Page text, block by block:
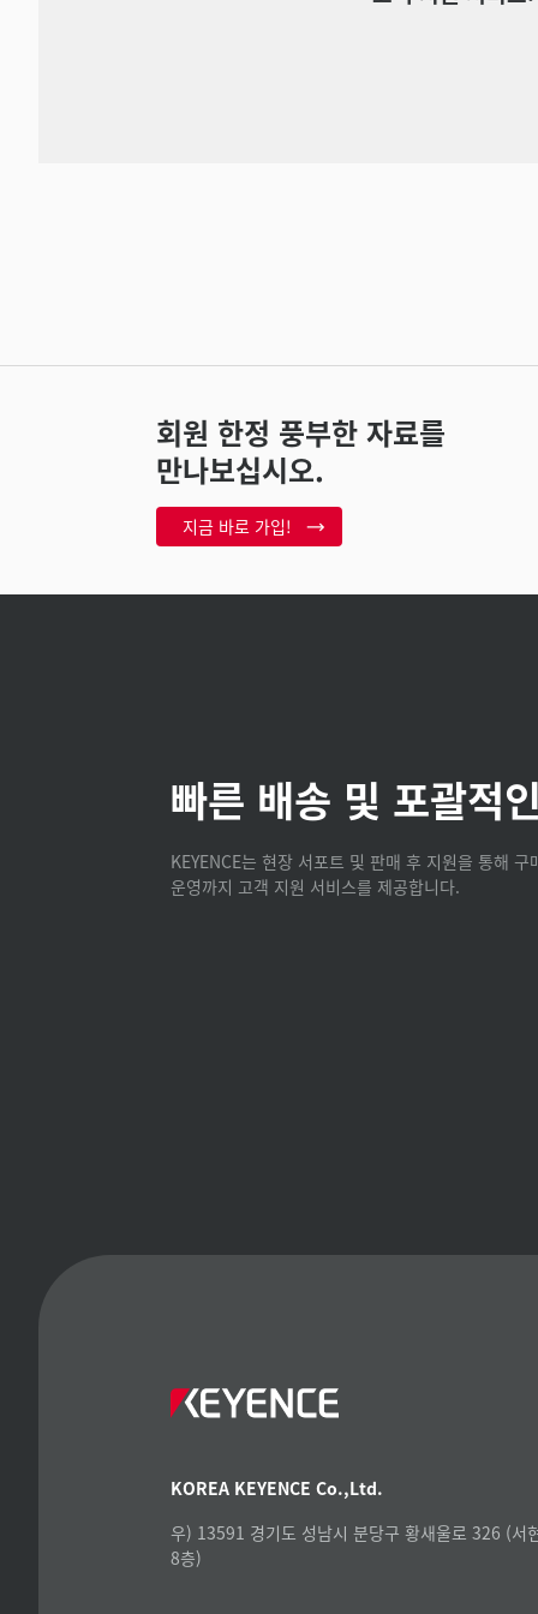
회원 한정 풍부한 자료를
만나보십시오.
지금 바로 가입!
빠른 배송 및 포괄적
KEYENCE는 현장 서포트 및 판매 후 지원을 통해 구
운영까지 고객 지원 서비스를 제공합니다.
KOREA KEYENCE Co.,Ltd.
우) 13591 경기도 성남시 분당구 황새울로 326 (서
8층)